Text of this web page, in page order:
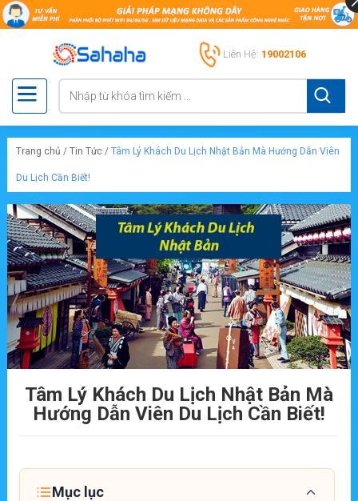
Liên Hệ: 19002106
Trang chủ / Tin Tức / Tâm Lý Khách Du Lịch Nhật Bản Mà Hướng Dẫn Viên
Du Lịch Cần Biết!
Tâm Lý Khách Du Lịch Nhật Bản Mà
Hướng Dẫn Viên Du Lịch Cần Biết!
Mục lục